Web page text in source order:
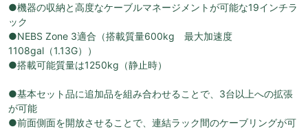
●機器の収納と高度なケーブルマネージメントが可能な19インチラ
ック
●NEBS Zone 3適合（搭載質量600kg 最大加速度
1108gal（1.13G））
●搭載可能質量は1250kg（静止時）
●基本セット品に追加品を組み合わせることで、3台以上への拡張
が可能
●前面側面を開放させることで、連結ラック間のケーブリングが可